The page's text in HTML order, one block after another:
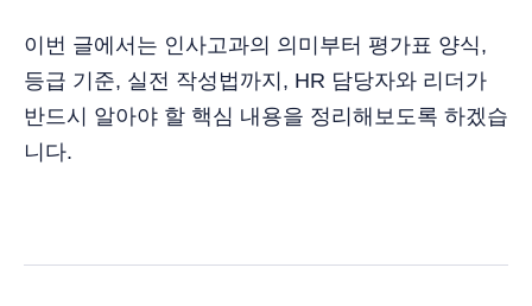
이번 글에서는 인사고과의 의미부터 평가표 양식,
등급 기준, 실전 작성법까지, HR 담당자와 리더가
반드시 알아야 할 핵심 내용을 정리해보도록 하겠습
니다.